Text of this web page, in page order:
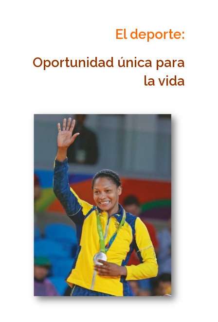
El deporte:
Oportunidad única para
la vida